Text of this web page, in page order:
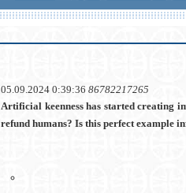
05.09.2024 0:39:36 86782217265
Artificial keenness has started creating
refund humans? Is this perfect example